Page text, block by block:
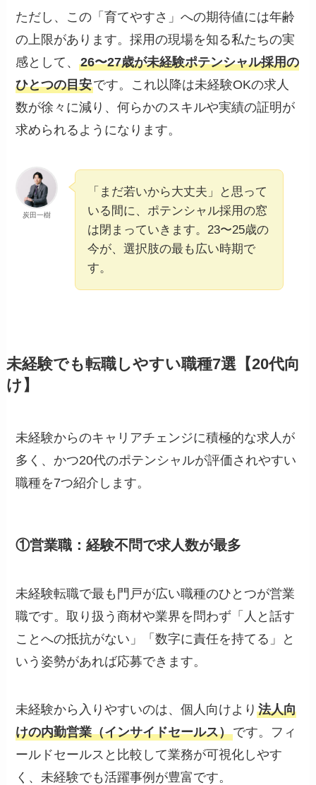
ただし、この「育てやすさ」への期待値には年齢
の上限があります。採用の現場を知る私たちの実
感として、26〜27歳が未経験ポテンシャル採用の
ひとつの目安です。これ以降は未経験OKの求人
数が徐々に減り、何らかのスキルや実績の証明が
求められるようになります。
炭田一樹
「まだ若いから大丈夫」と思って
いる間に、ポテンシャル採用の窓
は閉まっていきます。23〜25歳の
今が、選択肢の最も広い時期で
す。
未経験でも転職しやすい職種7選【20代向
け】
未経験からのキャリアチェンジに積極的な求人が
多く、かつ20代のポテンシャルが評価されやすい
職種を7つ紹介します。
①営業職：経験不問で求人数が最多
未経験転職で最も門戸が広い職種のひとつが営業
職です。取り扱う商材や業界を問わず「人と話す
ことへの抵抗がない」「数字に責任を持てる」と
いう姿勢があれば応募できます。
未経験から入りやすいのは、個人向けより法人向
けの内勤営業（インサイドセールス）です。フィ
ールドセールスと比較して業務が可視化しやす
く、未経験でも活躍事例が豊富です。